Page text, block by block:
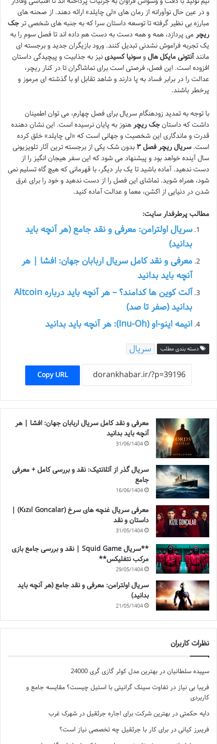
و در عین حال نوآورانه از رمان های «لی چایلد» ارائه دهند. از صحنه های
مبارزه بی نظیر گرفته تا توسعه داستان سرا که به جنبه های شخصی ترجک
ریچر می پردازد، همه و همه دست به دست هم داده اند تا فصل سوم را به
یک تجربه فراموش نشدنی تبدیل کنند. ورود بازیگران جدید و برجسته ای
مانندآنتونی مایکل هالوسونیا کسیدینیز به جذابیت و پیچیدگی داستان
افزوده است. این فصل، فرصتی است برای تماشاگران تا در کنار ریچر،
عدالت را در برابر فساد به پا دارند و شاهد تقابل او با گذشته ای مرموز و
پرخطر باشند.
با توجه به تمدید زودهنگام سریال برای فصل چهارم، می توان اطمینان
داشت که داستانجک ریچر هنوز به پایان نرسیده است. این نشان دهنده
قدرت و ماندگاری این شخصیت و جهانی است که «لی چایلد» خلق کرده
است. سریال ریچر فصل ۳
بدون شک یکی از برجسته ترین آثار تلویزیونی
سال آینده خواهد بود و پیشنهاد می شود که این سفر هیجان انگیز را از
دست ندهید. آماده باشید تا یک بار دیگر، با قهرمانی که هیچ گاه تسلیم نمی
شود، همراه شوید. تماشای این فصل را از دست ندهید و خود را برای غرق
شدن در دنیایی از اکشن، معما و عدالت آماده کنید.
مطالب پرطرفدار سایت:
سریال اولترامن: معرفی و نقد جامع (هر آنچه باید
بدانید)
معرفی و نقد کامل سریال اربابان جهان: افشا | هر
آنچه باید بدانید
آلت کوین ها کدامند؟ – هر آنچه باید درباره Altcoin
بدانید (صفر تا صد)
انیمه اینو-او (Inu-Oh): هر آنچه باید بدانید
دسته بندی مطلب سریال
Copy URL
معرفی و نقد کامل سریال اربابان جهان: افشا | هر
آنچه باید بدانید
31/06/1404
سریال گذر از آتلانتیک: نقد و بررسی کامل + معرفی
جامع
16/06/1404
معرفی سریال غنچه های سرخ (Kızıl Goncalar) |
داستان و نقد
31/05/1404
**سریال Squid Game | نقد و بررسی جامع بازی
مرکب نتفلیکس**
29/05/1404
سریال اولترامن: معرفی و نقد جامع (هر آنچه باید
بدانید)
21/05/1404
نظرات کاربران
سپیده سلطانیان در بهترین مدل کولر گازی گری 24000
فریبا بی نیاز در تفاوت سینک گرانیتی با استیل چیست؟ مقایسه جامع و
کاربردی
دایه حکمتی در بهترین شرکت برای اجاره جرثقیل در شهرک غرب
فریبرز کیانی در برای کار با جرثقیل چه تخصصی نیاز است؟